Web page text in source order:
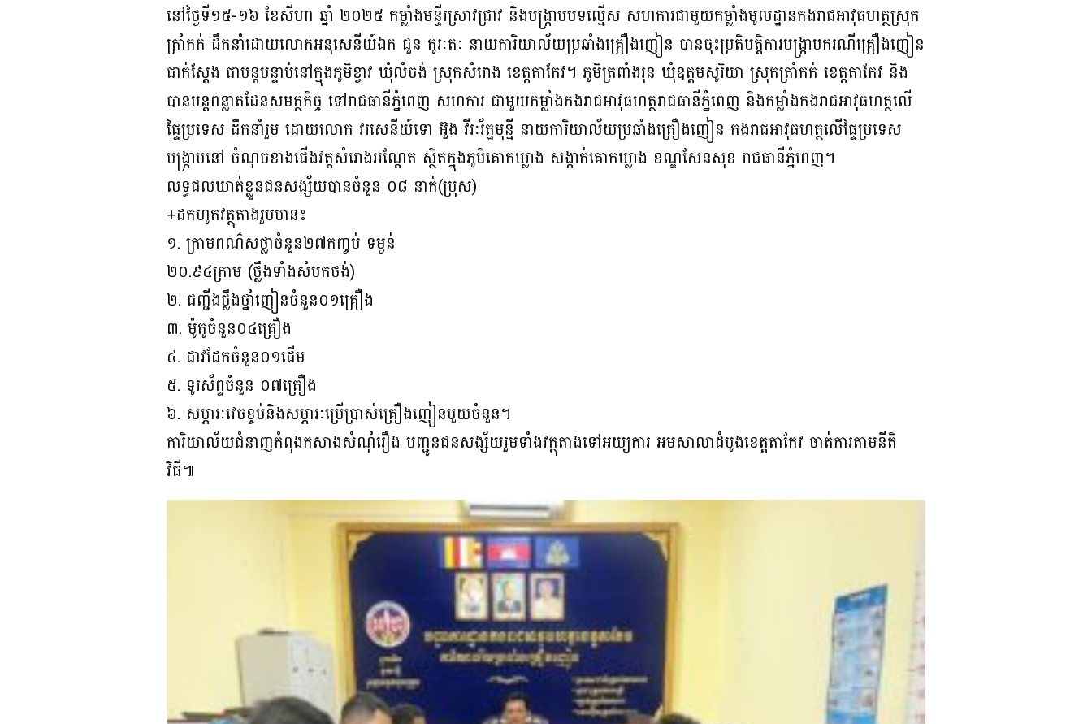
នៅថ្ងៃទី១៥-១៦ ខែសីហា ឆ្នាំ ២០២៥ កម្លាំងមន្ទីរស្រាវជ្រាវ និងបង្រ្កាបបទល្មើស សហការជាមួយកម្លាំងមូលដ្ឋានកងរាជអាវុធហត្ថស្រុក
ត្រាំកក់ ដឹកនាំដោយលោកអនុសេនីយ៍ឯក ជួន តូរៈតៈ នាយការិយាល័យប្រឆាំងគ្រឿងញៀន បានចុះប្រតិបត្តិការបង្ក្រាបករណីគ្រឿងញៀន
ជាក់ស្ដែង ជាបន្តបន្ទាប់នៅក្នុងភូមិខ្វាវ ឃុំលំចង់ ស្រុកសំរោង ខេត្តតាកែវ។ ភូមិត្រពាំងរុន ឃុំឧត្តមសូរិយា ស្រុកត្រាំកក់ ខេត្តតាកែវ និង
បានបន្តពន្លាតដែនសមត្ថកិច្ច ទៅរាជធានីភ្នំពេញ សហការ ជាមួយកម្លាំងកងរាជអាវុធហត្ថរាជធានីភ្នំពេញ និងកម្លាំងកងរាជអាវុធហត្ថលើ
ផ្ទៃប្រទេស ដឹកនាំរួម ដោយលោក វរសេនីយ៍ទោ អ៊ួង វីរៈរ័ត្ឋមុន្នី នាយការិយាល័យប្រឆាំងគ្រឿងញៀន កងរាជអាវុធហត្ថលើផ្ទៃប្រទេស
បង្ក្រាបនៅ ចំណុចខាងជើងវត្តសំរោងអណ្ដែត ស្ថិតក្នុងភូមិគោកឃ្លាង សង្កាត់គោកឃ្លាង ខណ្ឌសែនសុខ រាជធានីភ្នំពេញ។
លទ្ធផលឃាត់ខ្លួនជនសង្ស័យបានចំនួន ០៨ នាក់(ប្រុស)
+ដកហូតវត្ថុតាងរួមមាន៖
១. ក្រាមពណ៌សថ្លាចំនួន២៧កញ្ចប់ ទម្ងន់
២០.៩៤ក្រាម (ថ្លឹងទាំងសំបកថង់)
២. ជញ្ជីងថ្លឹងថ្នាំញៀនចំនួន០១គ្រឿង
៣. ម៉ូតូចំនួន០៤គ្រឿង
៤. ដាវដែកចំនួន០១ដើម
៥. ទូរស័ព្ទចំនួន ០៧គ្រឿង
៦. សម្ភារៈវេចខ្ចប់និងសម្ភារៈប្រើប្រាស់គ្រឿងញៀនមួយចំនួន។
ការិយាល័យជំនាញកំពុងកសាងសំណុំរឿង បញ្ជូនជនសង្ស័យរួមទាំងវត្ថុតាងទៅអយ្យការ អមសាលាដំបូងខេត្តតាកែវ ចាត់ការតាមនីតិ
វិធី៕